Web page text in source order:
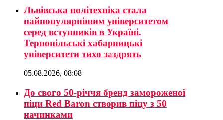
Львівська політехніка стала
найпопулярнішим університетом
серед вступників в Україні.
Тернопільські хабарницькі
університети тихо заздрять
05.08.2026, 08:08
До свого 50-річчя бренд замороженої
піци Red Baron створив піцу з 50
начинками